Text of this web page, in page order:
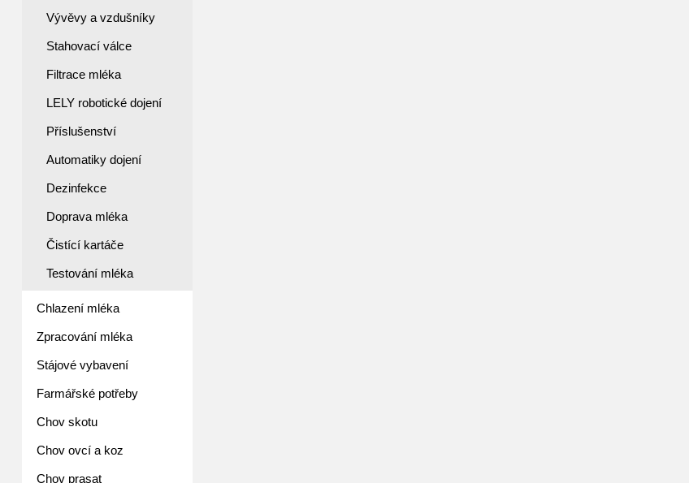
Vývěvy a vzdušníky
Stahovací válce
Filtrace mléka
LELY robotické dojení
Příslušenství
Automatiky dojení
Dezinfekce
Doprava mléka
Čistící kartáče
Testování mléka
Chlazení mléka
Zpracování mléka
Stájové vybavení
Farmářské potřeby
Chov skotu
Chov ovcí a koz
Chov prasat